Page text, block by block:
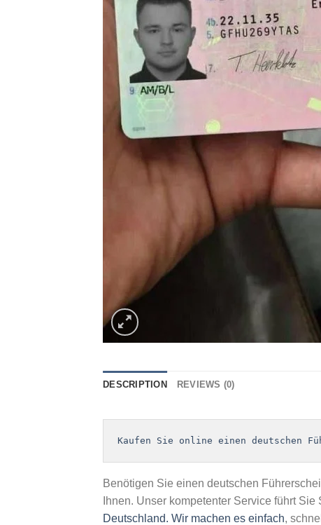
DESCRIPTION REVIEWS (0)
Kaufen Sie online einen deutschen
Benötigen Sie einen deutschen
Ihnen. Unser kompetenter Service führt
Deutschland. Wir machen es einfach,